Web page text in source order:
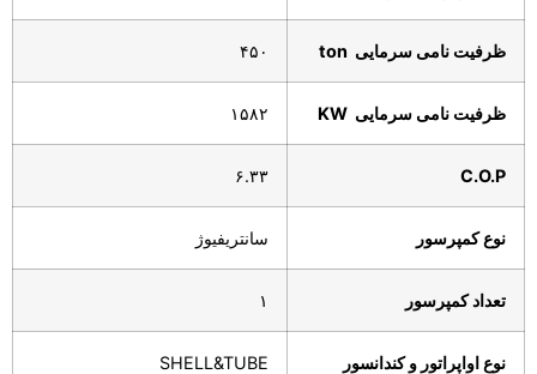
ظرفیت نامی سرمایی ۴۵۰
ظرفیت نامی سرمایی ۱۵۸۲
C.O.P ۶.۳۳
نوع کمپرسور سانتریفیوژ
تعداد کمپرسور ۱
نوع اواپراتور و کندانسور SHELL&TUBE